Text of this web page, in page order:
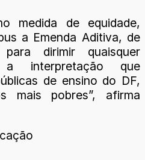
medida de equidade,
a Emenda Aditiva, de
dirimir quaisquer
a interpretação que
de ensino do DF,
mais pobres”, afirma